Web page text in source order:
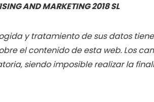
AND MARKETING 2018 SL
y tratamiento de sus datos
el contenido de esta web. Los
siendo imposible realizar la